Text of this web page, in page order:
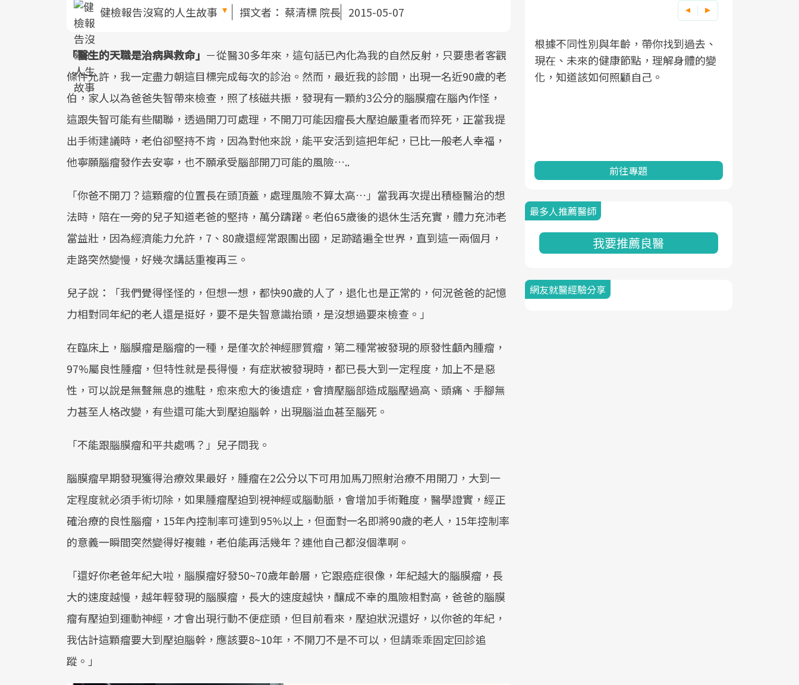
健檢報告沒寫的人生故事 撰文者： 蔡清標 院長 2015-05-07
「醫生的天職是治病與救命」 －從醫30多年來，這句話已內化為我的自然反射，只要患者客觀
條件允許，我一定盡力朝這目標完成每次的診治。然而，最近我的診間，出現一名近90歲的老
伯，家人以為爸爸失智帶來檢查，照了核磁共振，發現有一顆約3公分的腦膜瘤在腦內作怪，
這跟失智可能有些關聯，透過開刀可處理，不開刀可能因瘤長大壓迫嚴重者而猝死，正當我提
出手術建議時，老伯卻堅持不肯，因為對他來說，能平安活到這把年紀，已比一般老人幸福，
他寧願腦瘤發作去安寧，也不願承受腦部開刀可能的風險…..
「你爸不開刀？這顆瘤的位置長在頭頂蓋，處理風險不算太高…」當我再次提出積極醫治的想
法時，陪在一旁的兒子知道老爸的堅持，萬分躊躇。老伯65歲後的退休生活充實，體力充沛老
當益壯，因為經濟能力允許，7、80歲還經常跟團出國，足跡踏遍全世界，直到這一兩個月，
走路突然變慢，好幾次講話重複再三。
兒子說：「我們覺得怪怪的，但想一想，都快90歲的人了，退化也是正常的，何況爸爸的記憶
力相對同年紀的老人還是挺好，要不是失智意識抬頭，是沒想過要來檢查。」
在臨床上，腦膜瘤是腦瘤的一種，是僅次於神經膠質瘤，第二種常被發現的原發性顱內腫瘤，
97%屬良性腫瘤，但特性就是長得慢，有症狀被發現時，都已長大到一定程度，加上不是惡
性，可以說是無聲無息的進駐，愈來愈大的後遺症，會擠壓腦部造成腦壓過高、頭痛、手腳無
力甚至人格改變，有些還可能大到壓迫腦幹，出現腦溢血甚至腦死。
「不能跟腦膜瘤和平共處嗎？」兒子問我。
腦膜瘤早期發現獲得治療效果最好，腫瘤在2公分以下可用加馬刀照射治療不用開刀，大到一
定程度就必須手術切除，如果腫瘤壓迫到視神經或腦動脈，會增加手術難度，醫學證實，經正
確治療的良性腦瘤，15年內控制率可達到95%以上，但面對一名即將90歲的老人，15年控制率
的意義一瞬間突然變得好複雜，老伯能再活幾年？連他自己都沒個準啊。
「還好你老爸年紀大啦，腦膜瘤好發50~70歲年齡層，它跟癌症很像，年紀越大的腦膜瘤，長
大的速度越慢，越年輕發現的腦膜瘤，長大的速度越快，釀成不幸的風險相對高，爸爸的腦膜
瘤有壓迫到運動神經，才會出現行動不便症頭，但目前看來，壓迫狀況還好，以你爸的年紀，
我估計這顆瘤要大到壓迫腦幹，應該要8~10年，不開刀不是不可以，但請乖乖固定回診追
蹤。」
邁向「健康照護」的新時代。隨著國家
政策如「健康台灣推動委員會」與「長
照3.0」的推進，「預防醫學」已成全民
療院所的服務，更是民眾了解自身健康
狀況、啟動健康管理的重要起點。
健康新生活」，從講座、體驗到運動，
全面啟動你的健康革命！
發，透過醫學觀點與日常感受的對話，
建立對亞健康的認知，進而引導實際的
改善行動。
根據不同性別與年齡，帶你找到過去、
現在、未來的健康節點，理解身體的變
化，知道該如何照顧自己。
前往專題
最多人推薦醫師
我要推薦良醫
網友就醫經驗分享